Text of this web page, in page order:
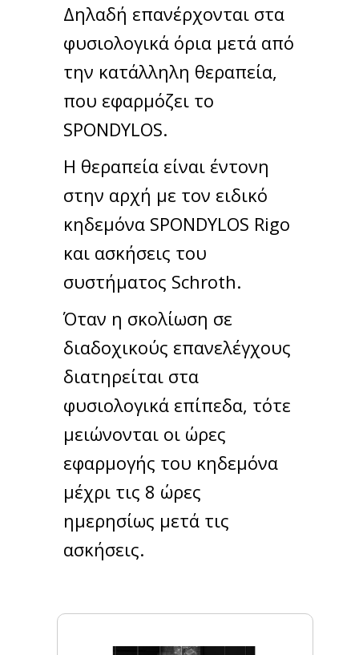
Δηλαδή επανέρχονται στα
φυσιολογικά όρια μετά από
την κατάλληλη θεραπεία,
που εφαρμόζει το
SPONDYLOS.
Η θεραπεία είναι έντονη
στην αρχή με τον ειδικό
κηδεμόνα SPONDYLOS Rigo
και ασκήσεις του
συστήματος Schroth.
Όταν η σκολίωση σε
διαδοχικούς επανελέγχους
διατηρείται στα
φυσιολογικά επίπεδα, τότε
μειώνονται οι ώρες
εφαρμογής του κηδεμόνα
μέχρι τις 8 ώρες
ημερησίως μετά τις
ασκήσεις.